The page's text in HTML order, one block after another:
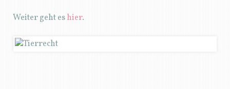
Weiter geht eshier.